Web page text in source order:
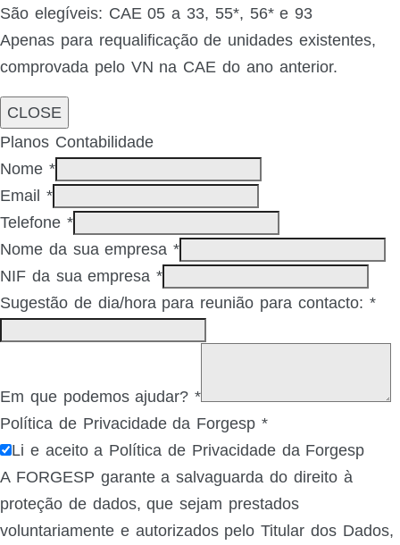
São elegíveis: CAE 05 a 33, 55*, 56* e 93
Apenas para requalificação de unidades existentes,
comprovada pelo VN na CAE do ano anterior.
CLOSE
Planos Contabilidade
Nome *
Email *
Telefone *
Nome da sua empresa*
NIF da sua empresa*
Sugestão de dia/hora para reunião para contacto: *
Em que podemos ajudar?*
Política de Privacidade da Forgesp *
Li e aceito a Política de Privacidade da Forgesp
A FORGESP garante a salvaguarda do direito à
proteção de dados, que sejam prestados
voluntariamente e autorizados pelo Titular dos Dados,